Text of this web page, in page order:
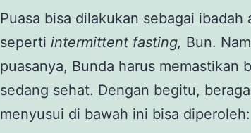
Puasa bisa dilakukan sebagai
seperti intermittent fasting, Bun.
puasanya, Bunda harus memastikan
sedang sehat. Dengan begitu,
menyusui di bawah ini bisa diperoleh: